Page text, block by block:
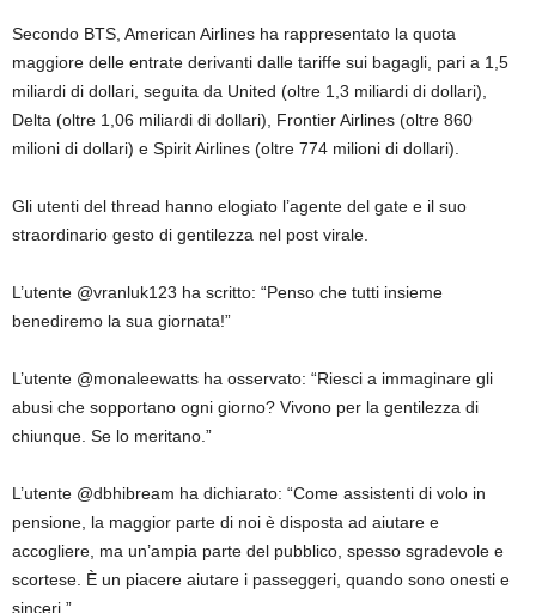
Secondo BTS, American Airlines ha rappresentato la quota
maggiore delle entrate derivanti dalle tariffe sui bagagli, pari a 1,5
miliardi di dollari, seguita da United (oltre 1,3 miliardi di dollari),
Delta (oltre 1,06 miliardi di dollari), Frontier Airlines (oltre 860
milioni di dollari) e Spirit Airlines (oltre 774 milioni di dollari).
Gli utenti del thread hanno elogiato l’agente del gate e il suo
straordinario gesto di gentilezza nel post virale.
L’utente @vranluk123 ha scritto: “Penso che tutti insieme
benediremo la sua giornata!”
L’utente @monaleewatts ha osservato: “Riesci a immaginare gli
abusi che sopportano ogni giorno? Vivono per la gentilezza di
chiunque. Se lo meritano.”
L’utente @dbhibream ha dichiarato: “Come assistenti di volo in
pensione, la maggior parte di noi è disposta ad aiutare e
accogliere, ma un’ampia parte del pubblico, spesso sgradevole e
scortese. È un piacere aiutare i passeggeri, quando sono onesti e
sinceri.”